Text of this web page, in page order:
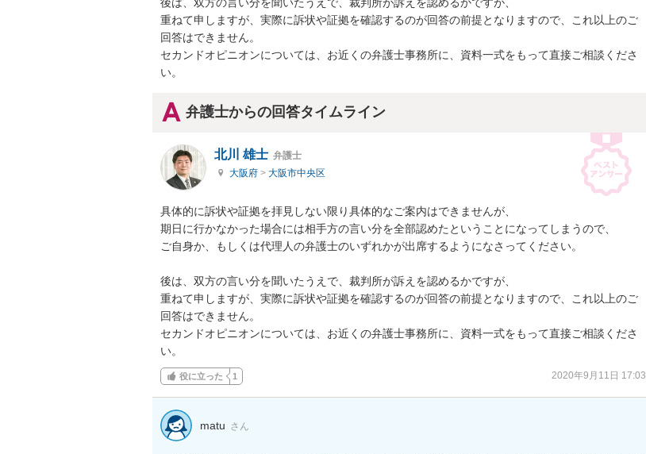
後は、双方の言い分を聞いたうえで、裁判所が訴えを認めるかですが、
重ねて申しますが、実際に訴状や証拠を確認するのが回答の前提となりますので、これ以上のご
回答はできません。
セカンドオピニオンについては、お近くの弁護士事務所に、資料一式をもって直接ご相談くださ
い。
弁護士からの回答タイムライン
北川 雄士 弁護士
大阪府 > 大阪市中央区
具体的に訴状や証拠を拝見しない限り具体的なご案内はできませんが、
期日に行かなかった場合には相手方の言い分を全部認めたということになってしまうので、
ご自身か、もしくは代理人の弁護士のいずれかが出席するようになさってください。
後は、双方の言い分を聞いたうえで、裁判所が訴えを認めるかですが、
重ねて申しますが、実際に訴状や証拠を確認するのが回答の前提となりますので、これ以上のご
回答はできません。
セカンドオピニオンについては、お近くの弁護士事務所に、資料一式をもって直接ご相談くださ
い。
役に立った 1 2020年9月11日 17:03
matu さん